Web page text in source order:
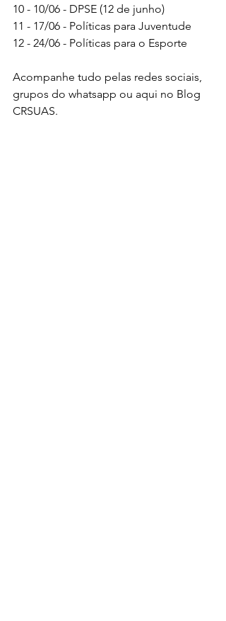
10 - 10/06 - DPSE (12 de junho)
11 - 17/06 - Políticas para Juventude
12 - 24/06 - Políticas para o Esporte
Acompanhe tudo pelas redes sociais,
grupos do whatsapp ou aqui no Blog
CRSUAS.